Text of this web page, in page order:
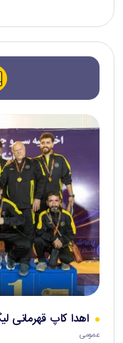
اهدا کاپ قهرمانی
عمومی